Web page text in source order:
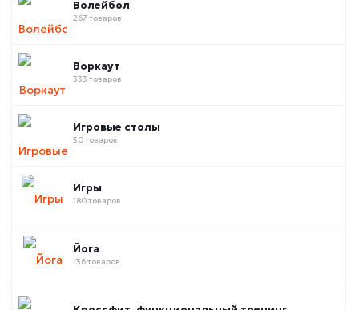
Волейбол
267 товаров
Воркаут
333 товаров
Игровые столы
50 товаров
Игры
180 товаров
Йога
136 товаров